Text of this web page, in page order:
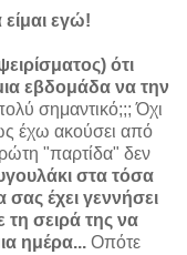
εγώ!
ότι
εβδομάδα να την
σημαντικό;;; Όχι
έχω ακούσει από
"παρτίδα" δεν
στα τόσα
σας έχει γεννήσει
τη σειρά της να
ημέρα... Οπότε